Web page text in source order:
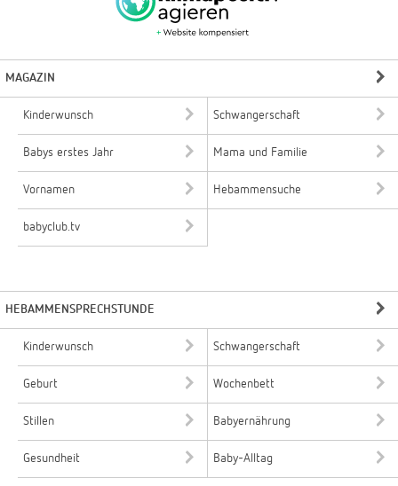
MAGAZIN
Kinderwunsch Schwangerschaft
Babys erstes Jahr Mama und Familie
Vornamen Hebammensuche
babyclub.tv
HEBAMMENSPRECHSTUNDE
Kinderwunsch Schwangerschaft
Geburt Wochenbett
Stillen Babyernährung
Gesundheit Baby-Alltag